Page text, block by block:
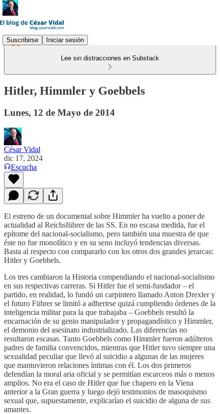
Suscribirse Iniciar sesión
Lee sin distracciones en Substack
Hitler, Himmler y Goebbels
Lunes, 12 de Mayo de 2014
César Vidal
dic 17, 2024
Escucha
El estreno de un documental sobre Himmler ha vuelto a poner de
actualidad al Reichsführer de las SS. En no escasa medida, fue el
epítome del nacional-socialismo, pero también una muestra de que
éste no fue monolítico y en su seno incluyó tendencias diversas.
Basta al respecto con compararlo con los otros dos grandes jerarcas:
Hitler y Goebbels.
​Los tres cambiaron la Historia compendiando el nacional-socialismo
en sus respectivas carreras. Si Hitler fue el semi-fundador – el
partido, en realidad, lo fundó un carpintero llamado Anton Drexler y
el futuro Führer se limitó a adherirse quizá cumpliendo órdenes de la
inteligencia militar para la que trabajaba – Goebbels resultó la
encarnación de su genio manipulador y propagandístico y Himmler,
el demonio del asesinato industrializado. Las diferencias no
resultaron escasas. Tanto Goebbels como Himmler fueron adúlteros
padres de familia convencidos, mientras que Hitler tuvo siempre una
sexualidad peculiar que llevó al suicidio a algunas de las mujeres
que mantuvieron relaciones íntimas con él. Los dos primeros
defendían la moral aria oficial y se permitían escarceos más o menos
amplios. No era el caso de Hitler que fue chapero en la Viena
anterior a la Gran guerra y luego dejó testimonios de masoquismo
sexual que, supuestamente, explicarían el suicidio de alguna de sus
amantes.